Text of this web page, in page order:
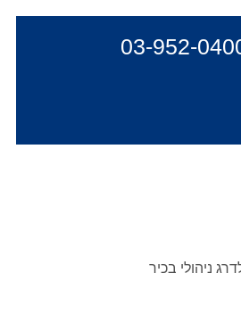
03-952-
ניהולי בכיר